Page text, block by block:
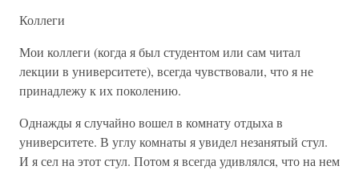
Коллеги
Мои коллеги (когда я был студентом или сам читал
лекции в университете), всегда чувствовали, что я не
принадлежу к их поколению.
Однажды я случайно вошел в комнату отдыха в
университете. В углу комнаты я увидел незанятый стул.
И я сел на этот стул. Потом я всегда удивлялся, что на нем